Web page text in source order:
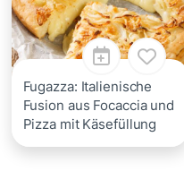
Fugazza: Italienische
Fusion aus Focaccia und
Pizza mit Käsefüllung